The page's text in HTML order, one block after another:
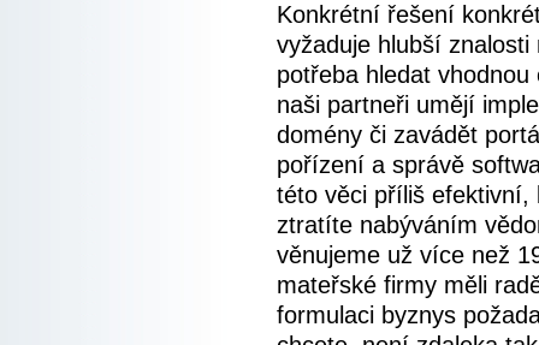
Konkrétní řešení
vyžaduje hlubší
potřeba hledat
naši partneři umějí
domény či zavádět
pořízení a správě
této věci příliš efektivní,
ztratíte nabýváním
věnujeme už více než
mateřské firmy měli
formulaci byznys